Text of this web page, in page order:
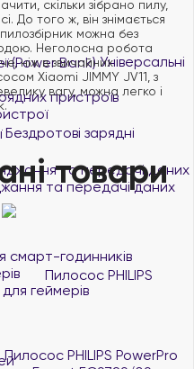
Універсальні
пристроїв
Бездротові зарядні
та передачі даних
смарт-годинників
геймерів
скільки зібрано пилу,
До того ж, він знімається
можна без
Неголосна робота
ніж в звичайних
Xiaomi JIMMY JV11, з
вагу, можна легко і
товари
Пилосос PHILIPS PowerPro